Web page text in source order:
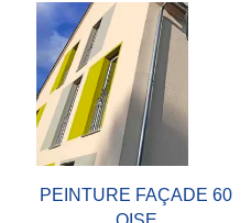
PEINTURE FAÇADE 60